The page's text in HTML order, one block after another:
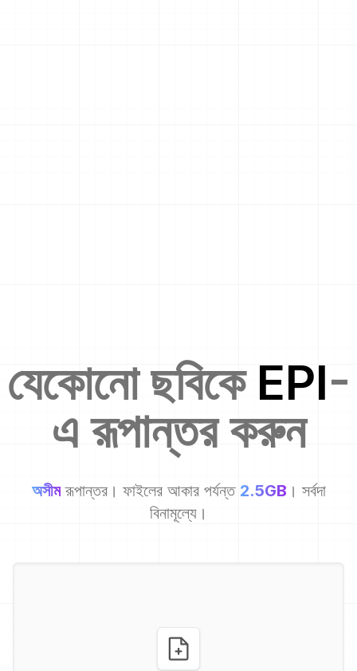
যেকোনো ছবিকে EPI-
এ রূপান্তর করুন
অসীম রূপান্তর। ফাইলের আকার পর্যন্ত 2.5GB । সর্বদা
বিনামূল্যে।